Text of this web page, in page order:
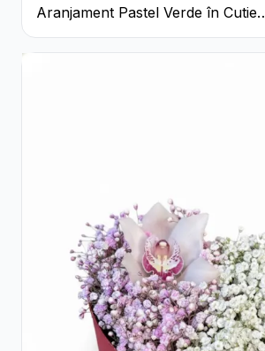
Aranjament Pastel Verde în Cutie
Galben Pal